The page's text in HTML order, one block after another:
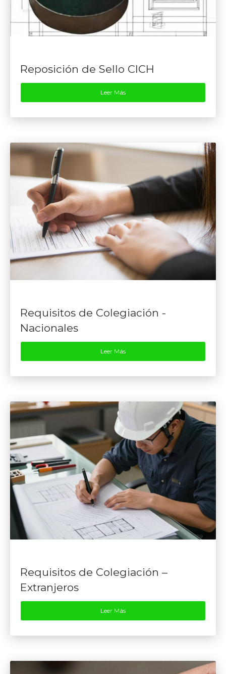
Reposición de Sello CICH
Leer Más
Requisitos de Colegiación -
Nacionales
Leer Más
Requisitos de Colegiación –
Extranjeros
Leer Más